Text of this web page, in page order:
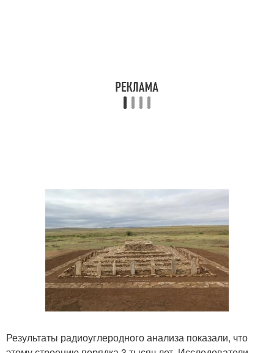
Результаты радиоуглеродного анализа показали, что